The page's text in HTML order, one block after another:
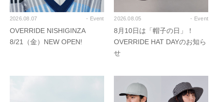
2026.08.07 - Event
OVERRIDE NISHIGINZA
8/21（金）NEW OPEN!
2026.08.05 - Event
8月10日は「帽子の日」！
OVERRIDE HAT DAYのお知ら
せ